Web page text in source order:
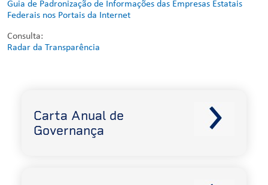
Guia de Padronização de Informações das Empresas Estatais
Federais nos Portais da Internet
Consulta:
Radar da Transparência
Carta Anual de
Governança